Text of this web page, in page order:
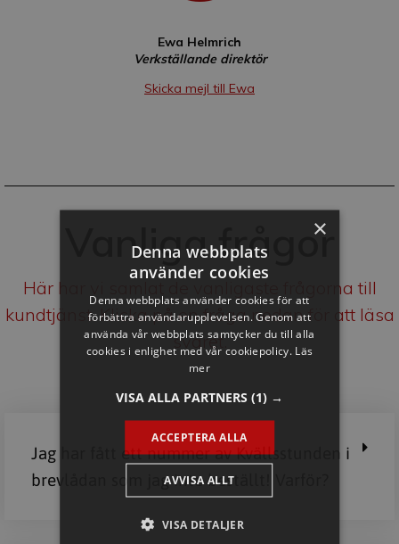
Ewa Helmrich
Verkställande direktör
Skicka mejl till Ewa
Vanliga frågor
Här har vi samlat de vanligaste frågorna till
kundtjänst. Klicka på en fråga nedan för att läsa
svaret.
Jag har fått ett nummer av Kvällsstunden i
brevlådan som jag inte beställt! Varför?
×
Denna webbplats
använder cookies
Denna webbplats använder cookies för att
förbättra användarupplevelsen. Genom att
använda vår webbplats samtycker du till alla
cookies i enlighet med vår cookiepolicy. Läs
mer
VISA ALLA PARTNERS (1) →
ACCEPTERA ALLA
AVVISA ALLT
VISA DETALJER